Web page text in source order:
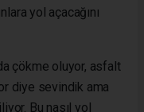
yol açacağını
çökme oluyor, asfalt
diye sevindik ama
Bu nasıl yol